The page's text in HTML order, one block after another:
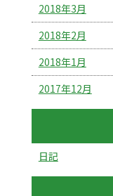
2018年3月
2018年2月
2018年1月
2017年12月
日記